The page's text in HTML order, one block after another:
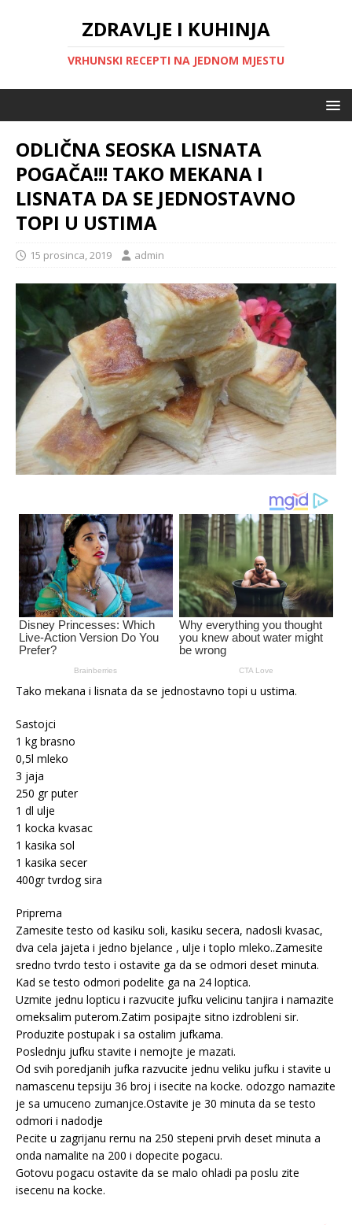
ZDRAVLJE I KUHINJA
VRHUNSKI RECEPTI NA JEDNOM MJESTU
ODLIČNA SEOSKA LISNATA
POGAČA!!! TAKO MEKANA I
LISNATA DA SE JEDNOSTAVNO
TOPI U USTIMA
15 prosinca, 2019 admin
Tako mekana i lisnata da se jednostavno topi u ustima.
Sastojci
1 kg brasno
0,5l mleko
3 jaja
250 gr puter
1 dl ulje
1 kocka kvasac
1 kasika sol
1 kasika secer
400gr tvrdog sira
Priprema
Zamesite testo od kasiku soli, kasiku secera, nadosli kvasac,
dva cela jajeta i jedno bjelance , ulje i toplo mleko..Zamesite
sredno tvrdo testo i ostavite ga da se odmori deset minuta.
Kad se testo odmori podelite ga na 24 loptica.
Uzmite jednu lopticu i razvucite jufku velicinu tanjira i namazite
omeksalim puterom.Zatim posipajte sitno izdrobleni sir.
Produzite postupak i sa ostalim jufkama.
Poslednju jufku stavite i nemojte je mazati.
Od svih poredjanih jufka razvucite jednu veliku jufku i stavite u
namascenu tepsiju 36 broj i isecite na kocke. odozgo namazite
je sa umuceno zumanjce.Ostavite je 30 minuta da se testo
odmori i nadodje
Pecite u zagrijanu rernu na 250 stepeni prvih deset minuta a
onda namalite na 200 i dopecite pogacu.
Gotovu pogacu ostavite da se malo ohladi pa poslu zite
isecenu na kocke.